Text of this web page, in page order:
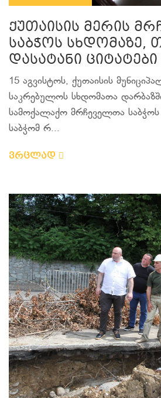
ქუთაისის მერის
საბჭოს სხდომაზე,
დასატანი
15 აგვისტოს, ქუთაისის
საკრებულოს სხდომათა
სამოქალაქო მრჩეველთა
საბჭომ რ...
ვრცლად